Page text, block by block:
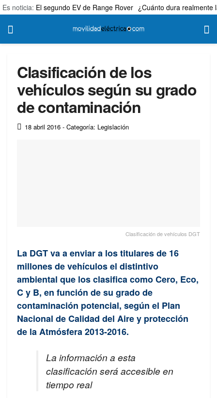
Es noticia: El segundo EV de Range Rover ¿Cuánto dura realmente
Clasificación de los
vehículos según su grado
de contaminación
18 abril 2016 - Categoría: Legislación
Clasificación de vehículos DGT
La DGT va a enviar a los titulares de 16
millones de vehículos el distintivo
ambiental que los clasifica como Cero, Eco,
C y B, en función de su grado de
contaminación potencial, según el Plan
Nacional de Calidad del Aire y protección
de la Atmósfera 2013-2016.
La información a esta
clasificación será accesible en
tiempo real